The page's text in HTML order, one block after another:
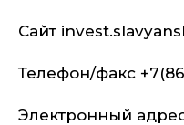
Сайт
Телефон/факс
Электронный